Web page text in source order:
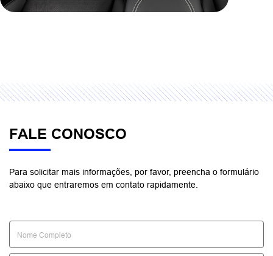
FALE CONOSCO
Para solicitar mais informações, por favor, preencha o formulário
abaixo que entraremos em contato rapidamente.